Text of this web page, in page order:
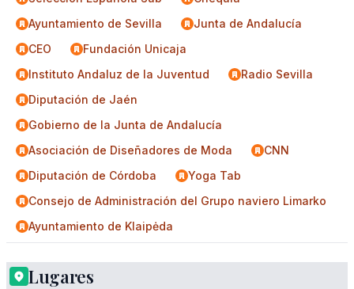
Ayuntamiento de Sevilla
Junta de Andalucía
CEO
Fundación Unicaja
Instituto Andaluz de la Juventud
Radio Sevilla
Diputación de Jaén
Gobierno de la Junta de Andalucía
Asociación de Diseñadores de Moda
CNN
Diputación de Córdoba
Yoga Tab
Consejo de Administración del Grupo naviero Limarko
Ayuntamiento de Klaipėda
Lugares